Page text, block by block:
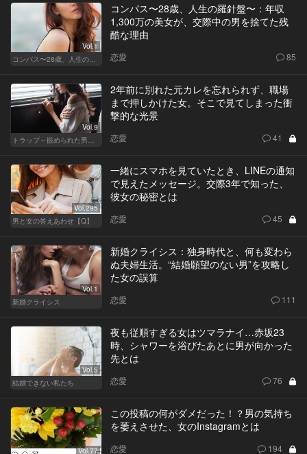
Vol.1
コンパス〜28歳、人生の羅針盤〜
コンパス〜28歳、人生の羅針盤〜：年収
1,300万の美女が、交際中の男を捨てた残
酷な理由
恋愛 85
Vol.9
トラップ～嵌められた男と女～
2年前に別れた元カレを忘れられず、職場
まで押しかけた女。そこで見てしまった衝
撃的な光景
恋愛 41
Vol.295
男と女の答えあわせ【Q】
一緒にスマホを見ていたとき、LINEの通知
で見えたメッセージ。交際3年で知った、
彼女の秘密とは
恋愛 45
Vol.1
新婚クライシス
新婚クライシス：独身時代と、何も変わら
ぬ夫婦生活。“結婚願望のない男”を攻略し
た女の誤算
恋愛 111
Vol.5
結婚できない私たち
夜も従順すぎる女はツマラナイ…赤坂23
時、シャワーを浴びたあとに男が向かった
先とは
恋愛 76
Vol.77
この投稿の何がダメだった！？男の気持ち
を萎えさせた、女のInstagramとは
恋愛 194